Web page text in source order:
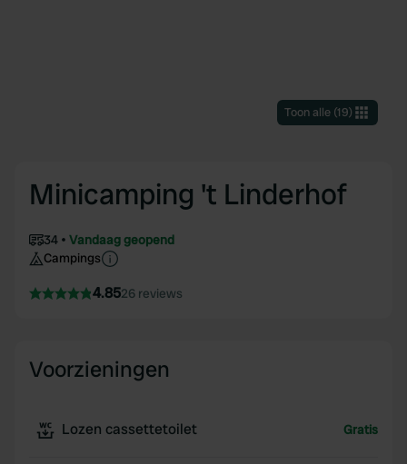
Toon alle(19)
Minicamping 't Linderhof
34
Vandaag geopend
Campings
4.8526 reviews
Voorzieningen
Lozen cassettetoilet Gratis